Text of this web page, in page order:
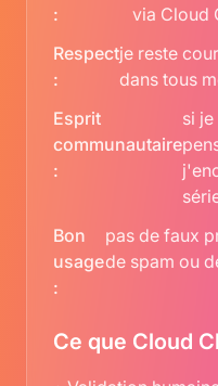
:
via Cloud
Respect
:
je reste
dans tous
Esprit
communautaire
:
si
Bon
usage
:
pas de faux
de spam ou
Ce que Cloud